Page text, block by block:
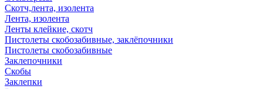
Скотч,лента, изолента
Лента, изолента
Ленты клейкие, скотч
Пистолеты скобозабивные, заклёпочники
Пистолеты скобозабивные
Заклепочники
Скобы
Заклепки